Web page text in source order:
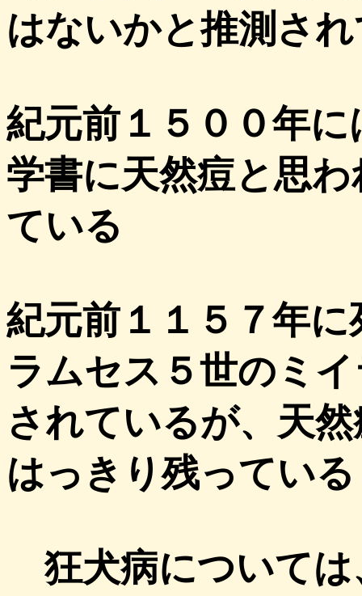
はないかと推測さ
紀元前１５００年
学書に天然痘と思
ている
紀元前１１５７年
ラムセス５世のミ
されているが、天
はっきり残っている
狂犬病については